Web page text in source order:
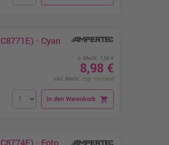
· Cyan
o. MwSt. 7,55 €
8,98 €
inkl. MwSt. zzgl. Versand
In den Warenkorb shopping_cart